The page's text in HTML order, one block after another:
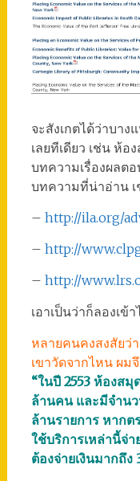
จะสังเกตได้ว่าบา
เลยทีเดียว เช่น ห้
บทความเรื่องผลต
บทความที่น่าอ่าน
– http://ila.org/
– http://
– http://
เอาเป็นว่าก็ลองเ
หลายคนคงสงสัยว่
เขาวัดจากไหน ผม
“ในปี 2553 ห้องส
ล้านคน และมีจำน
ล้านรายการ หาก
ใช้บริการเหล่านี้จ่า
ต้องจ่ายเงินมากถึง